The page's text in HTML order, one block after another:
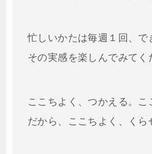
忙しいかたは毎週１回、で
その実感を楽しんでみてく
ここちよく、つかえる。こ
だから、ここちよく、くら